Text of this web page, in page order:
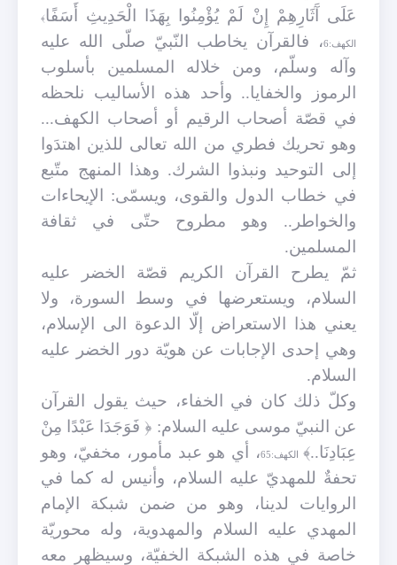
عَلَى آَثَارِهِمْ إِنْ لَمْ يُؤْمِنُوا بِهَذَا الْحَدِيثِ أَسَفًا﴾
الكهف:6
، فالقرآن يخاطب النّبيّ صلّى الله عليه
وآله وسلّم، ومن خلاله المسلمين بأسلوب
الرموز والخفايا.. وأحد هذه الأساليب نلحظه
في قصّة أصحاب الرقيم أو أصحاب الكهف...
وهو تحريك فطري من الله تعالى للذين اهتدَوا
إلى التوحيد ونبذوا الشرك. وهذا المنهج متّبع
في خطاب الدول والقوى، ويسمّى: الإيحاءات
والخواطر.. وهو مطروح حتّى في ثقافة
المسلمين.
ثمّ يطرح القرآن الكريم قصّة الخضر عليه
السلام، ويستعرضها في وسط السورة، ولا
يعني هذا الاستعراض إلّا الدعوة الى الإسلام،
وهي إحدى الإجابات عن هويّة دور الخضر عليه
السلام.
وكلّ ذلك كان في الخفاء، حيث يقول القرآن
عن النبيّ موسى عليه السلام: ﴿ فَوَجَدَا عَبْدًا مِنْ
عِبَادِنَا..﴾ الكهف:65
، أي هو عبد مأمور، مخفيّ، وهو
تحفةٌ للمهديّ عليه السلام، وأنيس له كما في
الروايات لدينا، وهو من ضمن شبكة الإمام
المهدي عليه السلام والمهدوية، وله محوريّة
خاصة في هذه الشبكة الخفيّة، وسيظهر معه